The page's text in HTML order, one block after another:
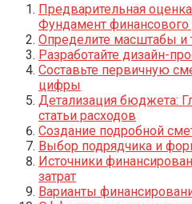
Предварительная
Фундамент финансового
Определите масштабы и
Разработайте дизайн-
Составьте первичную
цифры
Детализация бюджета:
статьи расходов
Создание подробной
Выбор подрядчика и
Источники
затрат
Варианты